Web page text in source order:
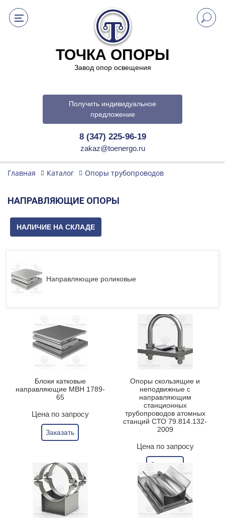
ТОЧКА ОПОРЫ
Завод опор освещения
Получить индивидуальное
предложение
8 (347) 225-96-19
zakaz@toenergo.ru
Главная Каталог Опоры трубопроводов
НАПРАВЛЯЮЩИЕ ОПОРЫ
НАЛИЧИЕ НА СКЛАДЕ
Направляющие роликовые
Блоки катковые
направляющие МВН 1789-
65
Цена по запросу
Заказать
Опоры скользящие и
неподвижные с
направляющим
станционных
трубопроводов атомных
станций СТО 79.814.132-
2009
Цена по запросу
Заказать